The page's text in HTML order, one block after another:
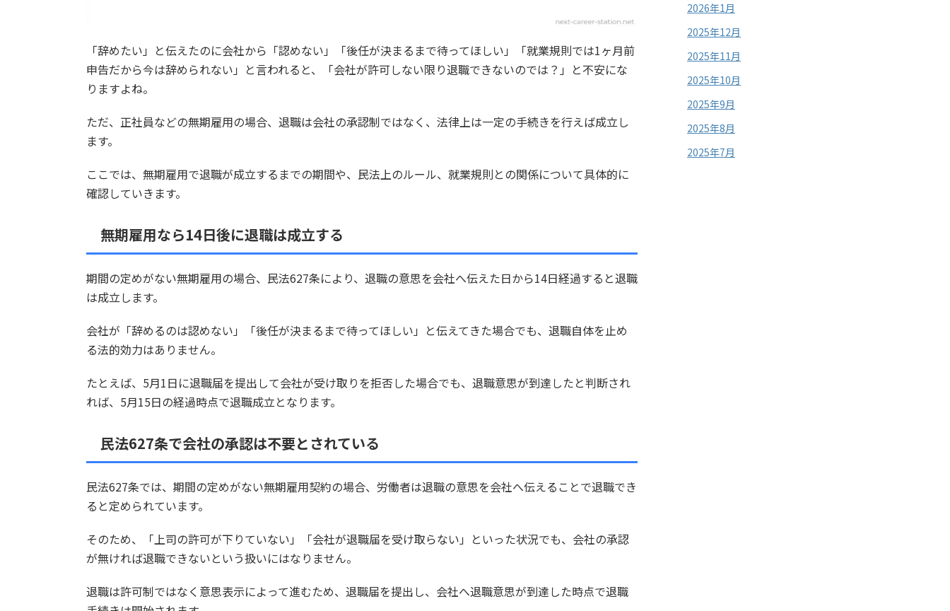
「辞めたい」と伝えたのに会社から「認めない」「後任が決まるまで待ってほしい」「就業規則では1ヶ月前
申告だから今は辞められない」と言われると、「会社が許可しない限り退職できないのでは？」と不安にな
りますよね。
ただ、正社員などの無期雇用の場合、退職は会社の承認制ではなく、法律上は一定の手続きを行えば成立し
ます。
ここでは、無期雇用で退職が成立するまでの期間や、民法上のルール、就業規則との関係について具体的に
確認していきます。
無期雇用なら14日後に退職は成立する
期間の定めがない無期雇用の場合、民法627条により、退職の意思を会社へ伝えた日から14日経過すると退職
は成立します。
会社が「辞めるのは認めない」「後任が決まるまで待ってほしい」と伝えてきた場合でも、退職自体を止め
る法的効力はありません。
たとえば、5月1日に退職届を提出して会社が受け取りを拒否した場合でも、退職意思が到達したと判断され
れば、5月15日の経過時点で退職成立となります。
民法627条で会社の承認は不要とされている
民法627条では、期間の定めがない無期雇用契約の場合、労働者は退職の意思を会社へ伝えることで退職でき
ると定められています。
そのため、「上司の許可が下りていない」「会社が退職届を受け取らない」といった状況でも、会社の承認
が無ければ退職できないという扱いにはなりません。
退職は許可制ではなく意思表示によって進むため、退職届を提出し、会社へ退職意思が到達した時点で退職
2026年1月
2025年12月
2025年11月
2025年10月
2025年9月
2025年8月
2025年7月